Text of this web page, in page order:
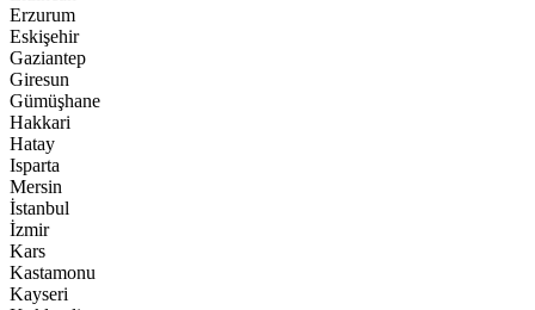
Erzurum
Eskişehir
Gaziantep
Giresun
Gümüşhane
Hakkari
Hatay
Isparta
Mersin
İstanbul
İzmir
Kars
Kastamonu
Kayseri